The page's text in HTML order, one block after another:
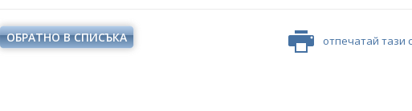
ОБРАТНО В СПИСЪКА отпечатай тази